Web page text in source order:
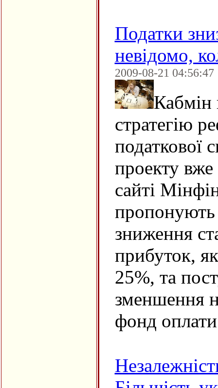
Податки
невідомо,
2009-08-21 04:56:47
Кабмін
стратегію
податкової
проекту вже
сайті
пропонують
зниження
прибуток,
25%, та
зменшення
фонд